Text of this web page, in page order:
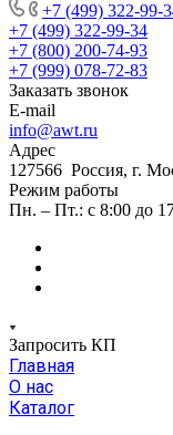
+7 (499) 322-99-
+7 (499) 322-99-34
+7 (800) 200-74-93
+7 (999) 078-72-83
Заказать звонок
E-mail
info@awt.ru
Адрес
127566 Россия, г.
Режим работы
Пн. – Пт.: с 8:00 до
Запросить КП
Главная
О нас
Каталог